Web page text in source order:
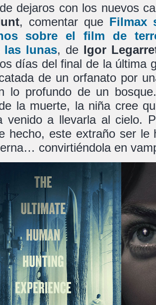
dejaros con los nuevos
, comentar que Filmax
sobre el film de
las lunas, de Igor
días del final de la última
de un orfanato por
lo profundo de un
la muerte, la niña cree
venido a llevarla al cielo.
hecho, este extraño ser le
convirtiéndola en